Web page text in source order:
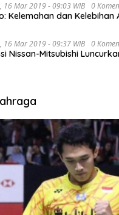
16 Mar 2019 - 09:03 WIB 0
Kelemahan dan Kelebihan
16 Mar 2019 - 09:37 WIB 0
Nissan-Mitsubishi